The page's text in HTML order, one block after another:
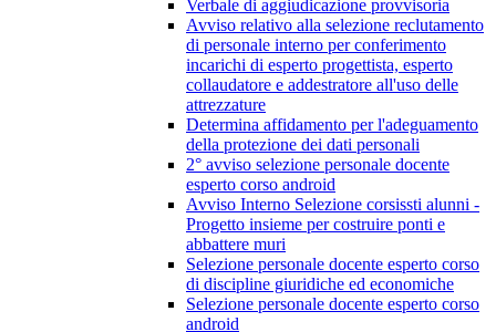
Verbale di aggiudicazione provvisoria
Avviso relativo alla selezione reclutamento
di personale interno per conferimento
incarichi di esperto progettista, esperto
collaudatore e addestratore all'uso delle
attrezzature
Determina affidamento per l'adeguamento
della protezione dei dati personali
2° avviso selezione personale docente
esperto corso android
Avviso Interno Selezione corsissti alunni -
Progetto insieme per costruire ponti e
abbattere muri
Selezione personale docente esperto corso
di discipline giuridiche ed economiche
Selezione personale docente esperto corso
android